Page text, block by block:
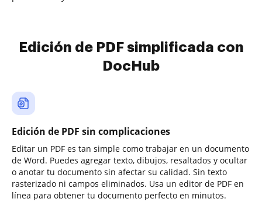
Edición de PDF simplificada con
DocHub
Edición de PDF sin complicaciones
Editar un PDF es tan simple como trabajar en un documento
de Word. Puedes agregar texto, dibujos, resaltados y ocultar
o anotar tu documento sin afectar su calidad. Sin texto
rasterizado ni campos eliminados. Usa un editor de PDF en
línea para obtener tu documento perfecto en minutos.